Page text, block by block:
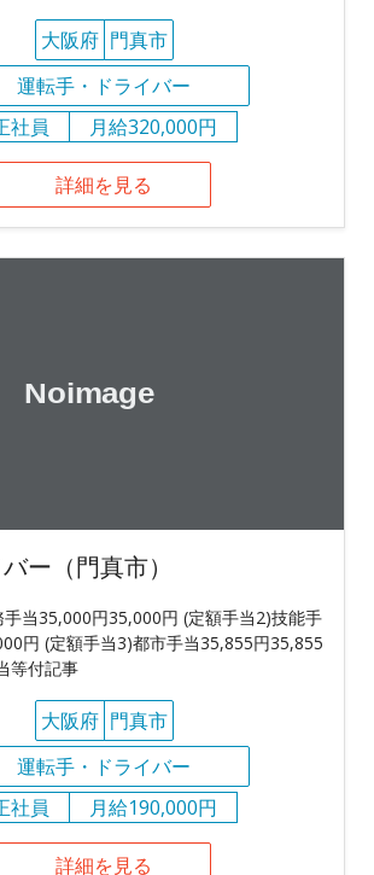
大阪府 門真市
運転手・ドライバー
社員
月給320,000円
詳細を見る
ー（門真市）
当35,000円35,000円 (定額手当2)技能手
円 (定額手当3)都市手当35,855円35,855
等付記事
大阪府 門真市
運転手・ドライバー
社員
月給190,000円
詳細を見る